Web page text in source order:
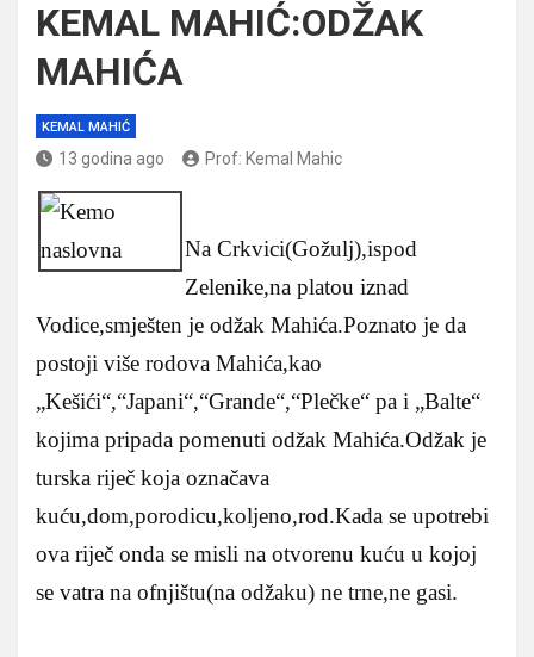
KEMAL MAHIĆ:ODŽAK
MAHIĆA
KEMAL MAHIĆ
13 godina ago Prof: Kemal Mahic
Na Crkvici(Gožulj),ispod
Zelenike,na platou iznad
Vodice,smješten je odžak Mahića.Poznato je da
postoji više rodova Mahića,kao
„Kešići“,“Japani“,“Grande“,“Plečke“ pa i „Balte“
kojima pripada pomenuti odžak Mahića.Odžak je
turska riječ koja označava
kuću,dom,porodicu,koljeno,rod.Kada se upotrebi
ova riječ onda se misli na otvorenu kuću u kojoj
se vatra na ofnjištu(na odžaku) ne trne,ne gasi.